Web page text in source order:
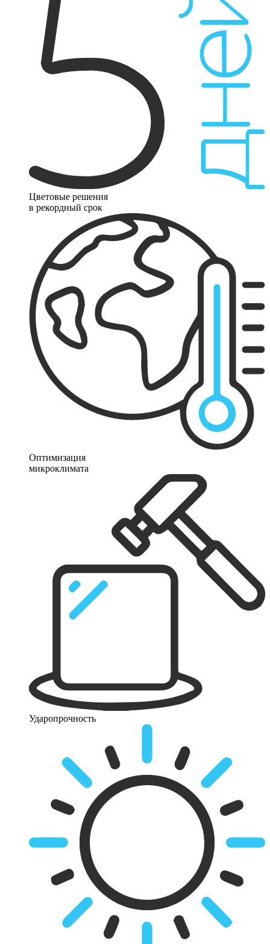
Цветовые решения
в рекордный срок
Оптимизация
микроклимата
Ударопрочность